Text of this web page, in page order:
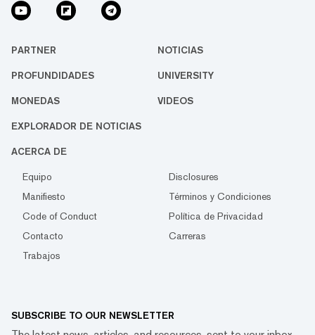
PARTNER NOTICIAS
PROFUNDIDADES UNIVERSITY
MONEDAS VIDEOS
EXPLORADOR DE NOTICIAS
ACERCA DE
Equipo
Disclosures
Manifiesto
Términos y Condiciones
Code of Conduct
Política de Privacidad
Contacto
Carreras
Trabajos
SUBSCRIBE TO OUR NEWSLETTER